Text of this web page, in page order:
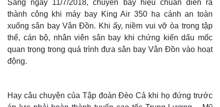
Sáng ngày 11/7/2018, chuyến bay hiệu chuẩn diễn ra
thành công khi máy bay King Air 350 hạ cánh an toàn
xuống sân bay Vân Đồn. Khi ấy, niềm vui vỡ òa trong tập
thể, cán bộ, nhân viên sân bay khi chứng kiến dấu mốc
quan trọng trong quá trình đưa sân bay Vân Đồn vào hoạt
động.
Hay câu chuyện của Tập đoàn Đèo Cả khi họ đứng trước